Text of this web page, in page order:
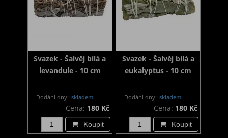
Svazek - Šalvěj bílá a
levandule - 10 cm
Dodání dny: skladem
Cena: 180 Kč
Koupit
Svazek - Šalvěj bílá a
eukalyptus - 10 cm
Dodání dny: skladem
Cena: 180 Kč
Koupit